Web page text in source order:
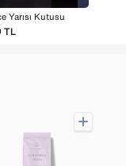
Yarısı Kutusu
TL